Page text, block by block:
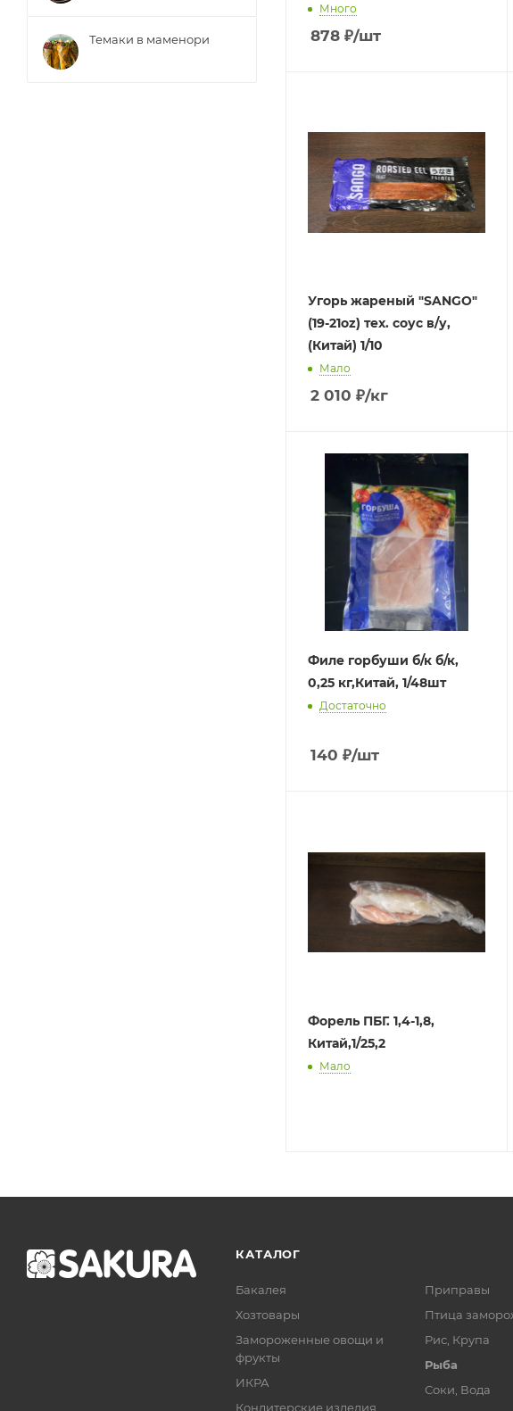
Много
878 ₽/шт
Угорь жареный "SANGO"
(19-21oz) тех. соус в/у,
(Китай) 1/10
Мало
2 010 ₽/кг
Филе горбуши б/к б/к,
0,25 кг,Китай, 1/48шт
Достаточно
140 ₽/шт
Форель ПБГ. 1,4-1,8,
Китай,1/25,2
Мало
Темаки в маменори
КАТАЛОГ
Бакалея
Хозтовары
Замороженные овощи и
фрукты
ИКРА
Кондитерские изделия
Приправы
Птица
Рис, Крупа
Рыба
Соки, Вода